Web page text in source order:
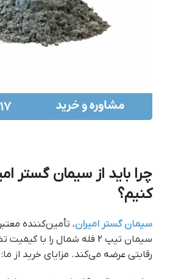
چرا باید از سیمان گستر
کنیم؟
سیمان گستر امیران، تأمین‌کننده
سیمان تیپ 2 فله شمال را با
رقابتی عرضه می‌کند. مزایای خرید از ما: